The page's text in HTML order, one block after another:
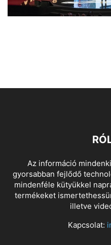
Az információ
gyorsabban fejlődő
mindenféle kütyükkel
termékeket
illetve
Kapcsolat: